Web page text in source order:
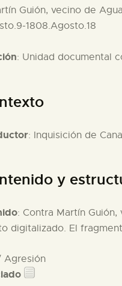
Guión, vecino de
1808.Agosto.18
: Unidad documental
: Inquisición de
y
: Contra Martín
digitalizado. El
Agresión